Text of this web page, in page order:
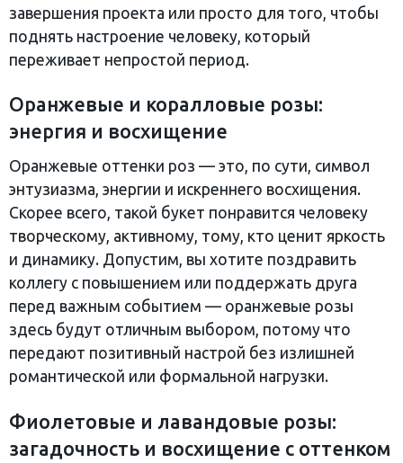
завершения проекта или просто для того, чтобы
поднять настроение человеку, который
переживает непростой период.
Оранжевые и коралловые розы:
энергия и восхищение
Оранжевые оттенки роз — это, по сути, символ
энтузиазма, энергии и искреннего восхищения.
Скорее всего, такой букет понравится человеку
творческому, активному, тому, кто ценит яркость
и динамику. Допустим, вы хотите поздравить
коллегу с повышением или поддержать друга
перед важным событием — оранжевые розы
здесь будут отличным выбором, потому что
передают позитивный настрой без излишней
романтической или формальной нагрузки.
Фиолетовые и лавандовые розы:
загадочность и восхищение с оттенком